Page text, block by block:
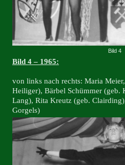
Bild 4
Bild 4 – 1965:
von links nach rechts: Maria
Heiliger), Bärbel Schümmer (geb.
Lang), Rita Kreutz (geb.
Gorgels)